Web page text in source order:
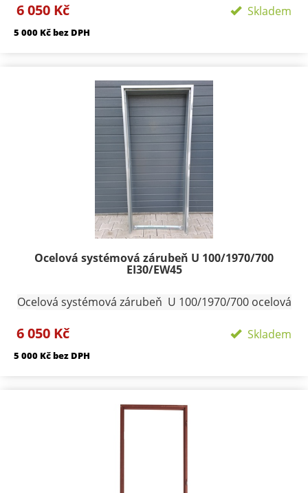
Hranatá vyrobena z plechu tloušťky 1,25 mm
osazena panty Trio 15 pro jednokřídlé dveře
nebo zavařit na připravené svlaky a zalít betonem.
Profil zárubně - 100 mm Šířka zárubně 600 mm
Termín dodání skladem Přepravní rozměry:
120/2100/700 Přepravu zárubní nutno individuálně
domluvit.
6 050 Kč Skladem
5 000 Kč bez DPH
Ocelová systémová zárubeň U 100/1970/700
EI30/EW45
Ocelová systémová zárubeň U 100/1970/700 ocelová
Hranatá vyrobena z plechu tloušťky 1,25 mm
osazena panty Trio 15 pro jednokřídlé dveře
nebo zavařit na připravené svlaky a zalít betonem.
Profil zárubně - 100 mm Šířka zárubně 700 mm
Termín dodání skladem Přepravní rozměry:
6 050 Kč Skladem
5 000 Kč bez DPH